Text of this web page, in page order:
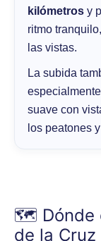
kilómetros y
ritmo
las vistas.
La subida
suave con
los peatones
🗺️ Dónde
de la Cruz